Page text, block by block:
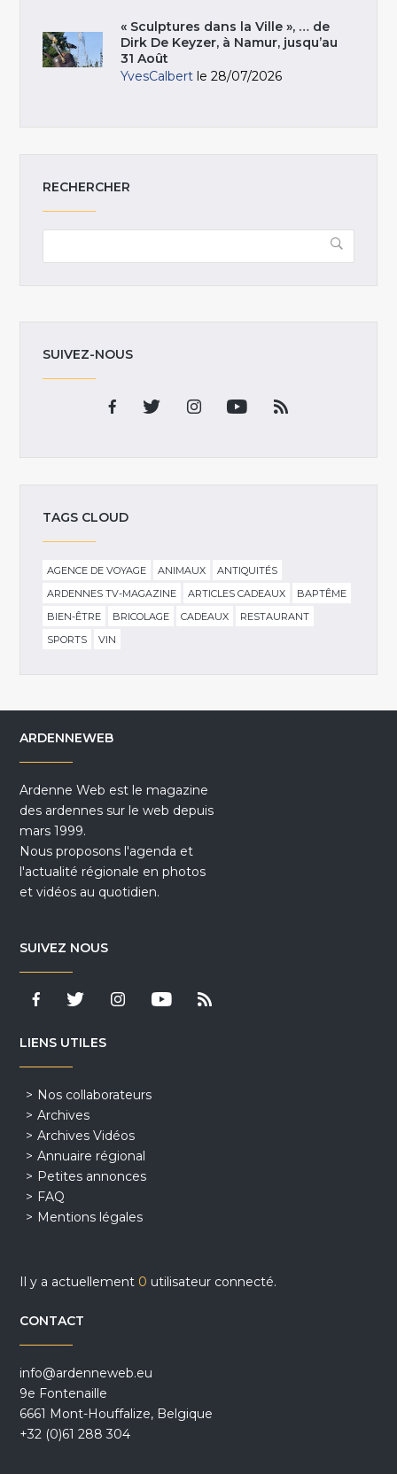
« Sculptures dans la Ville », … de
Dirk De Keyzer, à Namur, jusqu’au
31 Août
YvesCalbert le 28/07/2026
RECHERCHER
SUIVEZ-NOUS
TAGS CLOUD
AGENCE DE VOYAGE ANIMAUX
ANTIQUITÉS
ARDENNES TV-MAGAZINE
ARTICLES CADEAUX
BAPTÊME
BIEN-ÊTRE
BRICOLAGE CADEAUX
RESTAURANT
SPORTS
VIN
ARDENNEWEB
Ardenne Web est le magazine
des ardennes sur le web depuis
mars 1999.
Nous proposons l'agenda et
l'actualité régionale en photos
et vidéos au quotidien.
SUIVEZ NOUS
LIENS UTILES
Nos collaborateurs
Archives
Archives Vidéos
Annuaire régional
Petites annonces
FAQ
Mentions légales
Il y a actuellement 0 utilisateur connecté.
CONTACT
info@ardenneweb.eu
9e Fontenaille
6661 Mont-Houffalize, Belgique
+32 (0)61 288 304